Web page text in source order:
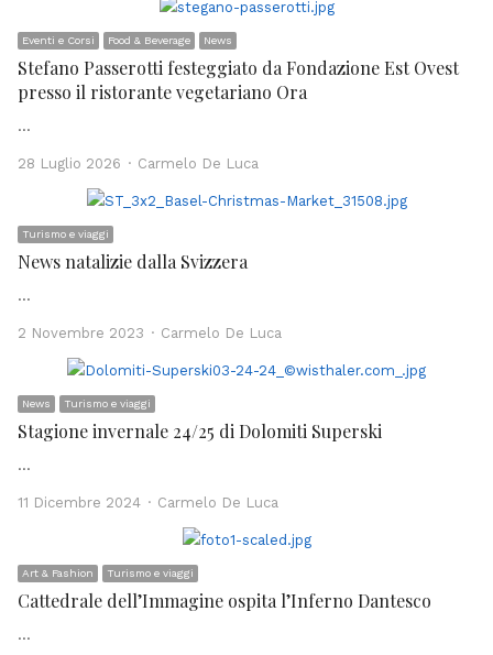
Eventi e Corsi Food & Beverage News
Stefano Passerotti festeggiato da Fondazione Est Ovest
presso il ristorante vegetariano Ora
…
28 Luglio 2026 Author
Carmelo De Luca
Turismo e viaggi
News natalizie dalla Svizzera
…
2 Novembre 2023 Author
Carmelo De Luca
News Turismo e viaggi
Stagione invernale 24/25 di Dolomiti Superski
…
11 Dicembre 2024 Author
Carmelo De Luca
Art & Fashion Turismo e viaggi
Cattedrale dell’Immagine ospita l’Inferno Dantesco
…